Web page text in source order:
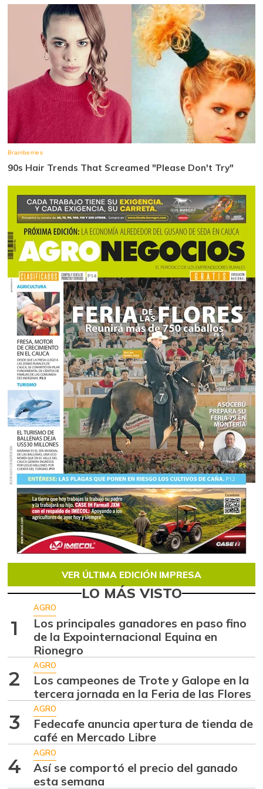
VER ÚLTIMA EDICIÓN IMPRESA
LO MÁS VISTO
1
AGRO
Los principales ganadores en paso fino
de la Expointernacional Equina en
Rionegro
2
AGRO
Los campeones de Trote y Galope en la
tercera jornada en la Feria de las Flores
3
AGRO
Fedecafe anuncia apertura de tienda de
café en Mercado Libre
4
AGRO
Así se comportó el precio del ganado
esta semana